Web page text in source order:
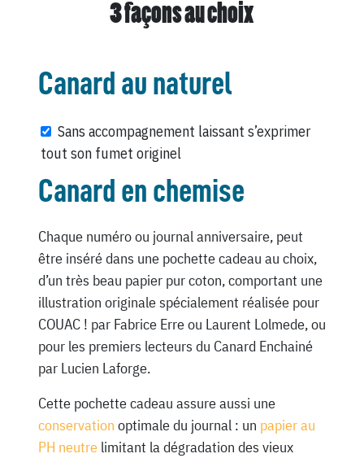
3 façons au choix
Canard au naturel
Sans accompagnement laissant s’exprimer
tout son fumet originel
Canard en chemise
Chaque numéro ou journal anniversaire, peut
être inséré dans une pochette cadeau au choix,
d’un très beau papier pur coton, comportant une
illustration originale spécialement réalisée pour
COUAC ! par Fabrice Erre ou Laurent Lolmede, ou
pour les premiers lecteurs du Canard Enchainé
par Lucien Laforge.
Cette pochette cadeau assure aussi une
conservation optimale du journal : un papier au
PH neutrelimitant la dégradation des vieux